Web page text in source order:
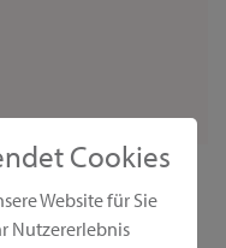
Cookies
Website für Sie
Nutzererlebnis
conseillère GONIS !